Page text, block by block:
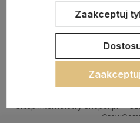
Sklep internetowy Shoper.pl
Zaakceptuj